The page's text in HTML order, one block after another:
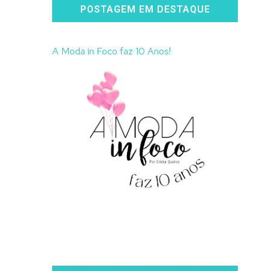
POSTAGEM EM DESTAQUE
A Moda in Foco faz 10 Anos!